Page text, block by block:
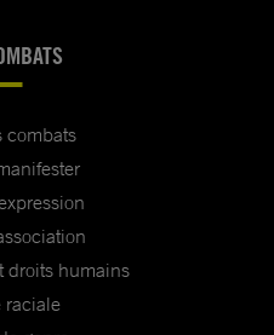
combats
droits humains
raciale